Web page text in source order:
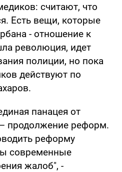
считают, что
Есть вещи, которые
- отношение к
революция, идет
полиции, но пока
действуют по
панацея от
продолжение реформ.
реформу
современные
жалоб", -